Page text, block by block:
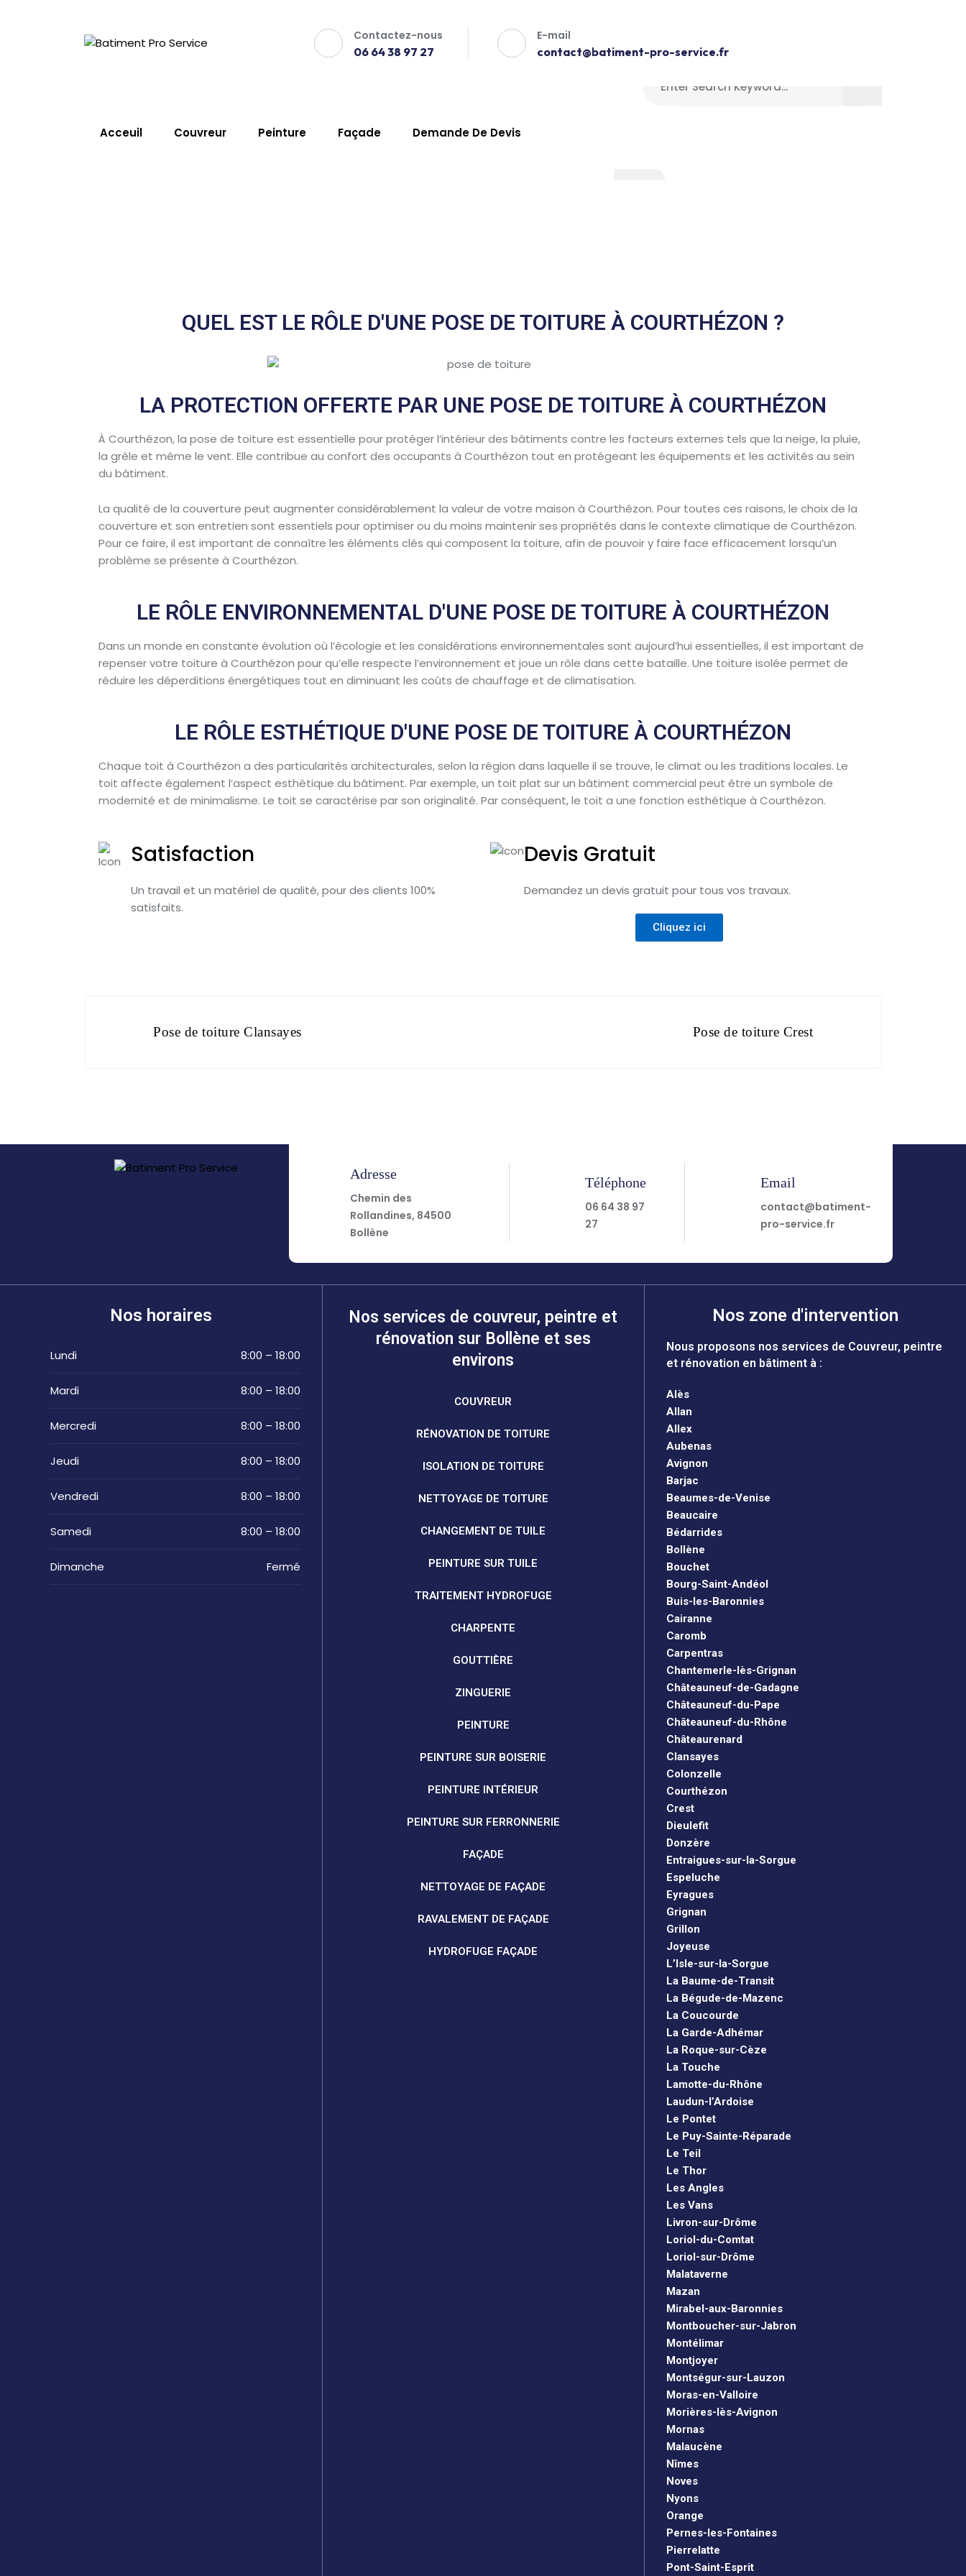
Contactez-nous
06 64 38 97 27
E-mail
contact@batiment-pro-service.fr
Acceuil Couvreur Peinture Façade Demande De Devis
QUEL EST LE RÔLE D'UNE POSE DE TOITURE À COURTHÉZON ?
LA PROTECTION OFFERTE PAR UNE POSE DE TOITURE À COURTHÉZON
À Courthézon, la pose de toiture est essentielle pour protéger l’intérieur des bâtiments contre les facteurs externes tels que la neige, la pluie,
la grêle et même le vent. Elle contribue au confort des occupants à Courthézon tout en protégeant les équipements et les activités au sein
du bâtiment.
La qualité de la couverture peut augmenter considérablement la valeur de votre maison à Courthézon. Pour toutes ces raisons, le choix de la
couverture et son entretien sont essentiels pour optimiser ou du moins maintenir ses propriétés dans le contexte climatique de Courthézon.
Pour ce faire, il est important de connaître les éléments clés qui composent la toiture, afin de pouvoir y faire face efficacement lorsqu’un
problème se présente à Courthézon.
LE RÔLE ENVIRONNEMENTAL D'UNE POSE DE TOITURE À COURTHÉZON
Dans un monde en constante évolution où l’écologie et les considérations environnementales sont aujourd’hui essentielles, il est important de
repenser votre toiture à Courthézon pour qu’elle respecte l’environnement et joue un rôle dans cette bataille. Une toiture isolée permet de
réduire les déperditions énergétiques tout en diminuant les coûts de chauffage et de climatisation.
LE RÔLE ESTHÉTIQUE D'UNE POSE DE TOITURE À COURTHÉZON
Chaque toit à Courthézon a des particularités architecturales, selon la région dans laquelle il se trouve, le climat ou les traditions locales. Le
toit affecte également l’aspect esthétique du bâtiment. Par exemple, un toit plat sur un bâtiment commercial peut être un symbole de
modernité et de minimalisme. Le toit se caractérise par son originalité. Par conséquent, le toit a une fonction esthétique à Courthézon.
Satisfaction
Un travail et un matériel de qualité, pour des clients 100%
satisfaits.
Devis Gratuit
Demandez un devis gratuit pour tous vos travaux.
Cliquez ici
Pose de toiture Clansayes Pose de toiture Crest
Adresse
Chemin des
Rollandines, 84500
Bollène
Téléphone
06 64 38 97
27
Email
contact@batiment-
pro-service.fr
Nos horaires
Lundi 8:00 – 18:00
Mardi 8:00 – 18:00
Mercredi 8:00 – 18:00
Jeudi 8:00 – 18:00
Vendredi 8:00 – 18:00
Samedi 8:00 – 18:00
Dimanche Fermé
Nos services de couvreur, peintre et
rénovation sur Bollène et ses
environs
COUVREUR
RÉNOVATION DE TOITURE
ISOLATION DE TOITURE
NETTOYAGE DE TOITURE
CHANGEMENT DE TUILE
PEINTURE SUR TUILE
TRAITEMENT HYDROFUGE
CHARPENTE
GOUTTIÈRE
ZINGUERIE
PEINTURE
PEINTURE SUR BOISERIE
PEINTURE INTÉRIEUR
PEINTURE SUR FERRONNERIE
FAÇADE
NETTOYAGE DE FAÇADE
RAVALEMENT DE FAÇADE
HYDROFUGE FAÇADE
Nos zone d'intervention
Nous proposons nos services de Couvreur, peintre
et rénovation en bâtiment à :
Alès
Allan
Allex
Aubenas
Avignon
Barjac
Beaumes-de-Venise
Beaucaire
Bédarrides
Bollène
Bouchet
Bourg-Saint-Andéol
Buis-les-Baronnies
Cairanne
Caromb
Carpentras
Chantemerle-lès-Grignan
Châteauneuf-de-Gadagne
Châteauneuf-du-Pape
Châteauneuf-du-Rhône
Châteaurenard
Clansayes
Colonzelle
Courthézon
Crest
Dieulefit
Donzère
Entraigues-sur-la-Sorgue
Espeluche
Eyragues
Grignan
Grillon
Joyeuse
L’Isle-sur-la-Sorgue
La Baume-de-Transit
La Bégude-de-Mazenc
La Coucourde
La Garde-Adhémar
La Roque-sur-Cèze
La Touche
Lamotte-du-Rhône
Laudun-l’Ardoise
Le Pontet
Le Puy-Sainte-Réparade
Le Teil
Le Thor
Les Angles
Les Vans
Livron-sur-Drôme
Loriol-du-Comtat
Loriol-sur-Drôme
Malataverne
Mazan
Mirabel-aux-Baronnies
Montboucher-sur-Jabron
Montélimar
Montjoyer
Montségur-sur-Lauzon
Moras-en-Valloire
Morières-lès-Avignon
Mornas
Malaucène
Nîmes
Noves
Nyons
Orange
Pernes-les-Fontaines
Pierrelatte
Pont-Saint-Esprit